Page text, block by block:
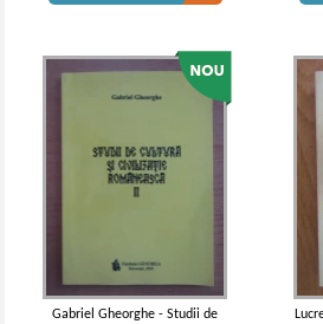
Gabriel Gheorghe - Studii de